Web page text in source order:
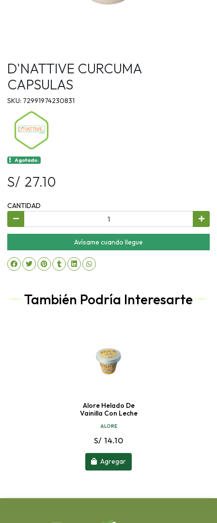
D'NATTIVE CURCUMA
CAPSULAS
SKU: 72991974230831
Agotado.
S/ 27.10
CANTIDAD
Avísame cuando llegue
También Podría Interesarte
Alore Helado De
Vainilla Con Leche
ALORE
S/ 14.10
Agregar